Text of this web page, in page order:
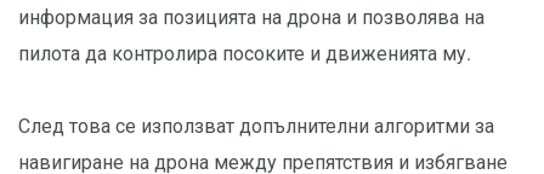
информация за позицията на дрона и позволява на
пилота да контролира посоките и движенията му.
След това се използват допълнителни алгоритми за
навигиране на дрона между препятствия и избягване